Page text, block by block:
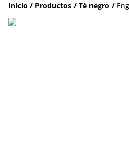
Inicio / Productos / Té negro /